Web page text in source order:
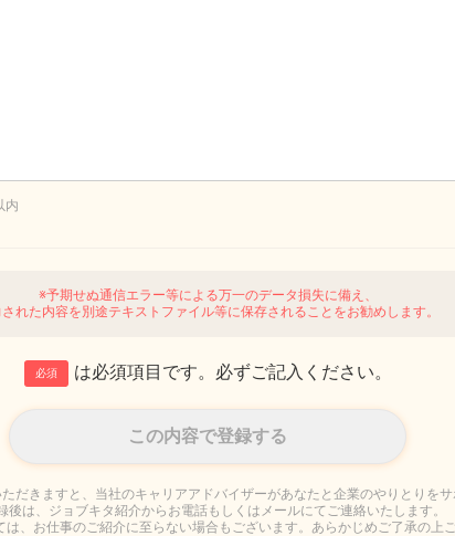
内
※予期せぬ通信エラー等による万一のデータ損失に備え、
された内容を別途テキストファイル等に保存されることをお勧めします。
必須 は必須項目です。必ずご記入ください。
だきますと、当社のキャリアアドバイザーがあなたと企業のやりとりをサ
後は、ジョブキタ紹介からお電話もしくはメールにてご連絡いたします。
、お仕事のご紹介に至らない場合もございます。あらかじめご了承の上ご